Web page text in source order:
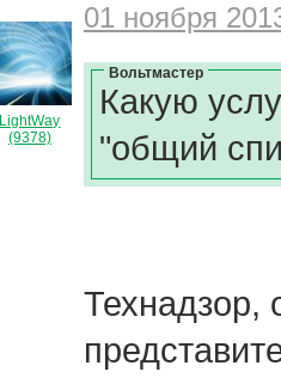
LightWay
(9378)
01 ноября
Вольтмастер
Какую
"общий
Технадзор,